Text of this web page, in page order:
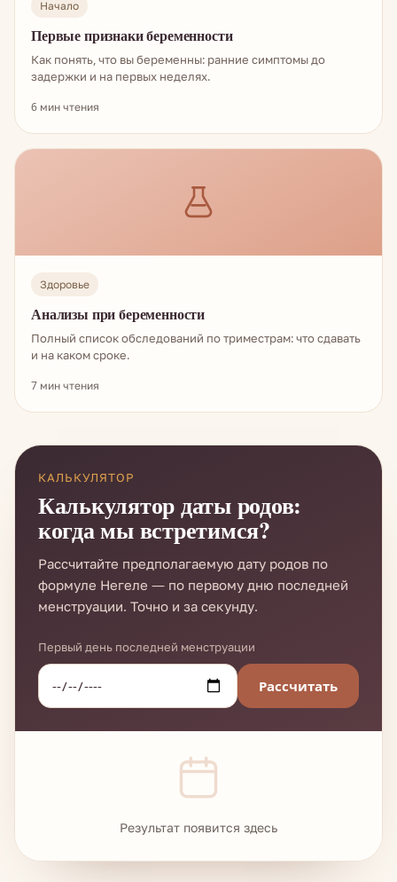
Начало
Первые признаки беременности
Как понять, что вы беременны: ранние симптомы до
задержки и на первых неделях.
6 мин чтения
Здоровье
Анализы при беременности
Полный список обследований по триместрам: что сдавать
и на каком сроке.
7 мин чтения
КАЛЬКУЛЯТОР
Калькулятор даты родов:
когда мы встретимся?
Рассчитайте предполагаемую дату родов по
формуле Негеле — по первому дню последней
менструации. Точно и за секунду.
Первый день последней менструации
Рассчитать
Результат появится здесь